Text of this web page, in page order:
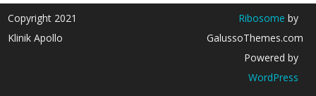
Copyright 2021
Klinik Apollo
Ribosome by
GalussoThemes.com
Powered by
WordPress